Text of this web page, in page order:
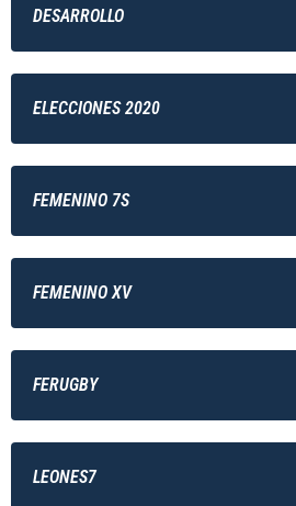
DESARROLLO
ELECCIONES 2020
FEMENINO 7S
FEMENINO XV
FERUGBY
LEONES7